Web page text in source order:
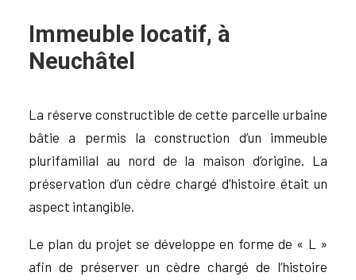
Immeuble locatif, à
Neuchâtel
La réserve constructible de cette parcelle urbaine
bâtie a permis la construction d’un immeuble
plurifamilial au nord de la maison d’origine. La
préservation d’un cèdre chargé d’histoire était un
aspect intangible.
Le plan du projet se développe en forme de « L »
afin de préserver un cèdre chargé de l’histoire